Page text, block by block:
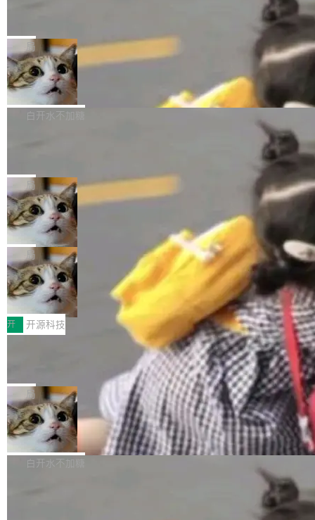
质的最低采样率）的音频格式将被拒绝 修复了 C
SS 圆角虚线样式中可能存在的问题 如果表单中
的图像元素不在同一个子树中，则它们将不再关
联 加...
最强的若干项。对于尚未正式发版的 PG 19，则
通过拉取过去一年内（从 PG 18 Beta1 时间点
至今）的所有 commit，同样交由 AI 分析提炼。
经过人工复核，准确度令人满意。这一方法也为
社区爱好者提供了高效跟踪新版本的思路。
维护工作一直与我的日常工作、家务、社交生活
和休闲娱乐竞争时间。" 这是 libexpat 维护者 S
ebastian Pipping 写在博客里的话。8 月 4 日，
他宣布了一个新消息：从 2026 年 8 月 1 日起，
他可以全职维护 libexpat 了，最长 6 个月。发
库之一。你的操作系统、浏览器、无数的基础设
施软件，很可能都在用它。而过去十年，维护它
的人一直在用业余...
局
Firefox 153.0.3 发布
Firefox 153.0.3 现已发布，具体更新内容如
下： New Smart Window 包含多项增强功能：
gi?id=2019042">Bug&nbsp;2019042</a>）</l
i> <li>现在，助手可以直接使用 Exa 的网络搜索
结果回答问题，而无需将问题转交给搜索引擎。
（<a href="https://bugzilla.mozilla.org/show_
bug.cgi?id=204...
白开水不加糖
的 npm 包。项目的核心论点是：容器不适合 Ag
ent 计算。真正适合的，是 Isolate。 Cloudflare
工程师在这件事上没什么可谦虚的——他们用 W
orkers 跑了十年 Isolate。用 CEO Matthew Pri
nce 的话说：「我们一生都在用 Isolate 运行代
码，而 AI Agent 不需要容器，它们需要的是 Iso
late。」 容器为什么不合适 容器的问题在于启动
和销毁都太重了。一个 Agent 要执行的任务可能
只需要几毫秒的 CPU 时间，但容器从冷启动到
就绪要花数秒。如果未来有十...
局
OpenAI 公开邮件和聊天记录回应苹果
诉讼，称“Apple is getting this wron
g”
上个月，苹果一纸诉状把 OpenAI 告上法庭，指
控其挖角苹果前员工并窃取商业秘密。苹果的诉
状把 OpenAI 描述成一个系统性地从前东家挖
人、套取机密信息的对手。 OpenAI 没发律师
函，也没选择庭外沉默。它在官网贴了一篇博
文，标题只有六个字：Apple is getting this wro
ng。 然后，它把邮件往来和 iMessage 聊天记
录全贴了出来。 他发错人了 苹果外部律师 Gabr
iel Gross 来自 Weil 律所，2 月 23 日下午 5:53
给 OpenAI 总法律顾问 Che Chang 发了封邮
件，附了一封长信，要求 OpenAI 配合调查前苹
果员工带走机密信...
局
HUAWEI MatePad Edge上架WorkBu
ddy鸿蒙PC版，说话就能干活的AI办公
搭子
全能AI工作台WorkBuddy鸿蒙PC版上架HUAWE
I MatePad Edge应用市场，直接下载即可使
用，与鸿蒙电脑上的体验一致。值得一提的是，
这是目前市面上唯一支持平板接入WorkBuddy P
C版的产品，搭载“人机双写”重磅功能——你写
你的，AI写AI的，同屏协作互不干扰。一句话让
AI帮你干活，现在开启全新体验！ 温馨提示：
体验WorkBuddy鸿蒙PC版前，请将 HUAWEI M
atePad Edge 升级至 HarmonyOS 6.1.0.135S
P9 patch03及以上版本。 *升级路径：设置 > 搜
开 开源科技
FFmpeg 9.0 发布：代号“Lei”，以此纪
全球知名开源多媒体框架 FFmpeg 今天正式发
布了 9.0 版本。这个版本除了带来新一代音视频
处理能力和硬件加速支持之外，还有一个特殊之
处：FFmpeg 9.0 的代号是“Lei”。 这个名字，
来自中国开发者雷霄骅（Lei Xiaohua）。 对于
很多中国音视频开发者而言，这个名字并不陌
局
亚马逊成本失控：AI 写代码烧掉 1215
万元，超预算 860%
外媒近日曝光了亚马逊的多份内部报告显示，AI
导致公司在多个项目上超支。《金融时报》报道
白开水不加糖